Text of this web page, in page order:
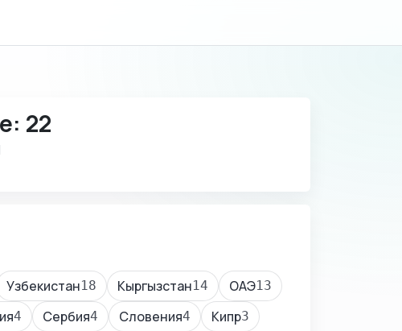
22
Узбекистан18 Кыргызстан14 ОАЭ13
4 Сербия4 Словения4 Кипр3